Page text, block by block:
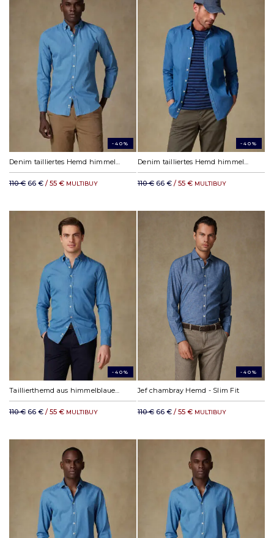
-40%
110 € 66 € / 55 € MULTIBUY
-40%
110 € 66 € / 55 € MULTIBUY
-40%
Taillierthemd aus himmelblauem Denim - Button down kragen
110 € 66 € / 55 € MULTIBUY
-40%
Jef chambray Hemd - Slim Fit
110 € 66 € / 55 € MULTIBUY